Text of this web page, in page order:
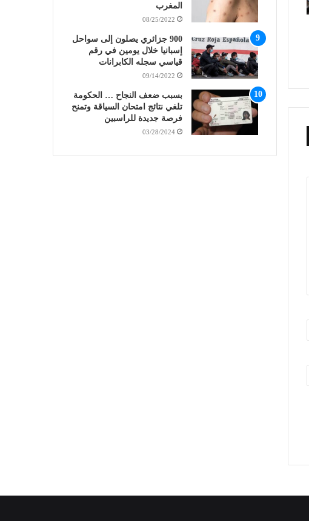
المغرب
08/25/2022
900 جزائري يصلون إلى سواحل
إسبانيا خلال يومين في رقم
قياسي سجله الكابرانات
09/14/2022
بسبب ضعف النجاح … الحكومة
تلغي نتائج امتحان السياقة وتمنح
فرصة جديدة للراسبين
03/28/2024